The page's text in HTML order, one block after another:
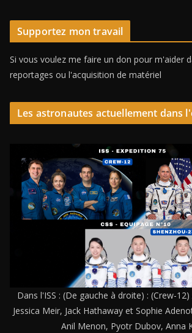
Supportez mon travail
Si vous voulez me faire un don pour m'aider
reportages ou l'acquisition de matériel
Les astronautes actuellement dans
Dans l'ISS : (De gauche à droite) : (Crew-
Jessica Meir, Jack Hathaway et Sophie
Anil Menon, Pyotr Dubov, Anna